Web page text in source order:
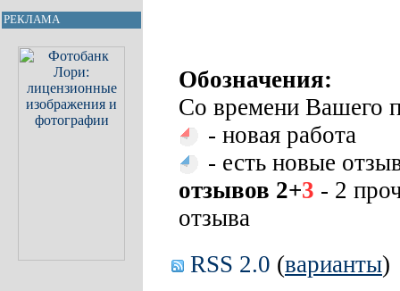
РЕКЛАМА
Обозначения:
Со времени Вашего
- новая работа
- есть новые
отзывов 2+3 - 2
отзыва
RSS 2.0 (варианты)